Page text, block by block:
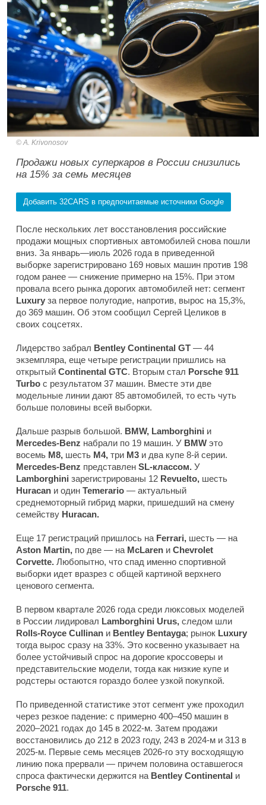
A. Krivonosov
Продажи новых суперкаров в России снизились
на 15% за семь месяцев
Добавить 32CARS в предпочитаемые источники Google
После нескольких лет восстановления российские
продажи мощных спортивных автомобилей снова пошли
вниз. За январь—июль 2026 года в приведенной
выборке зарегистрировано 169 новых машин против 198
годом ранее — снижение примерно на 15%. При этом
провала всего рынка дорогих автомобилей нет: сегмент
Luxury за первое полугодие, напротив, вырос на 15,3%,
до 369 машин. Об этом сообщил Сергей Целиков в
своих соцсетях.
Лидерство забрал Bentley Continental GT — 44
экземпляра, еще четыре регистрации пришлись на
открытый Continental GTC. Вторым стал Porsche 911
Turbo с результатом 37 машин. Вместе эти две
модельные линии дают 85 автомобилей, то есть чуть
больше половины всей выборки.
Дальше разрыв большой. BMW, Lamborghini и
Mercedes-Benz набрали по 19 машин. У BMW это
восемь M8, шесть M4, три M3 и два купе 8-й серии.
Mercedes-Benz представлен SL-классом. У
Lamborghini зарегистрированы 12 Revuelto, шесть
Huracan и один Temerario — актуальный
среднемоторный гибрид марки, пришедший на смену
семейству Huracan.
Еще 17 регистраций пришлось на Ferrari, шесть — на
Aston Martin, по две — на McLaren и Chevrolet
Corvette. Любопытно, что спад именно спортивной
выборки идет вразрез с общей картиной верхнего
ценового сегмента.
В первом квартале 2026 года среди люксовых моделей
в России лидировал Lamborghini Urus, следом шли
Rolls-Royce Cullinan и Bentley Bentayga; рынок Luxury
тогда вырос сразу на 33%. Это косвенно указывает на
более устойчивый спрос на дорогие кроссоверы и
представительские модели, тогда как низкие купе и
родстеры остаются гораздо более узкой покупкой.
По приведенной статистике этот сегмент уже проходил
через резкое падение: с примерно 400–450 машин в
2020–2021 годах до 145 в 2022-м. Затем продажи
восстановились до 212 в 2023 году, 243 в 2024-м и 313 в
2025-м. Первые семь месяцев 2026-го эту восходящую
линию пока прервали — причем половина оставшегося
спроса фактически держится на Bentley Continental и
Porsche 911.